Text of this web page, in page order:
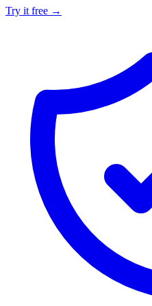
Try it free →